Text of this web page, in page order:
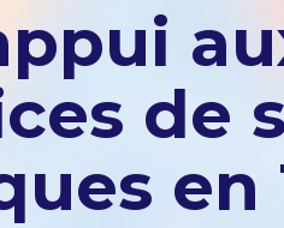
de
en